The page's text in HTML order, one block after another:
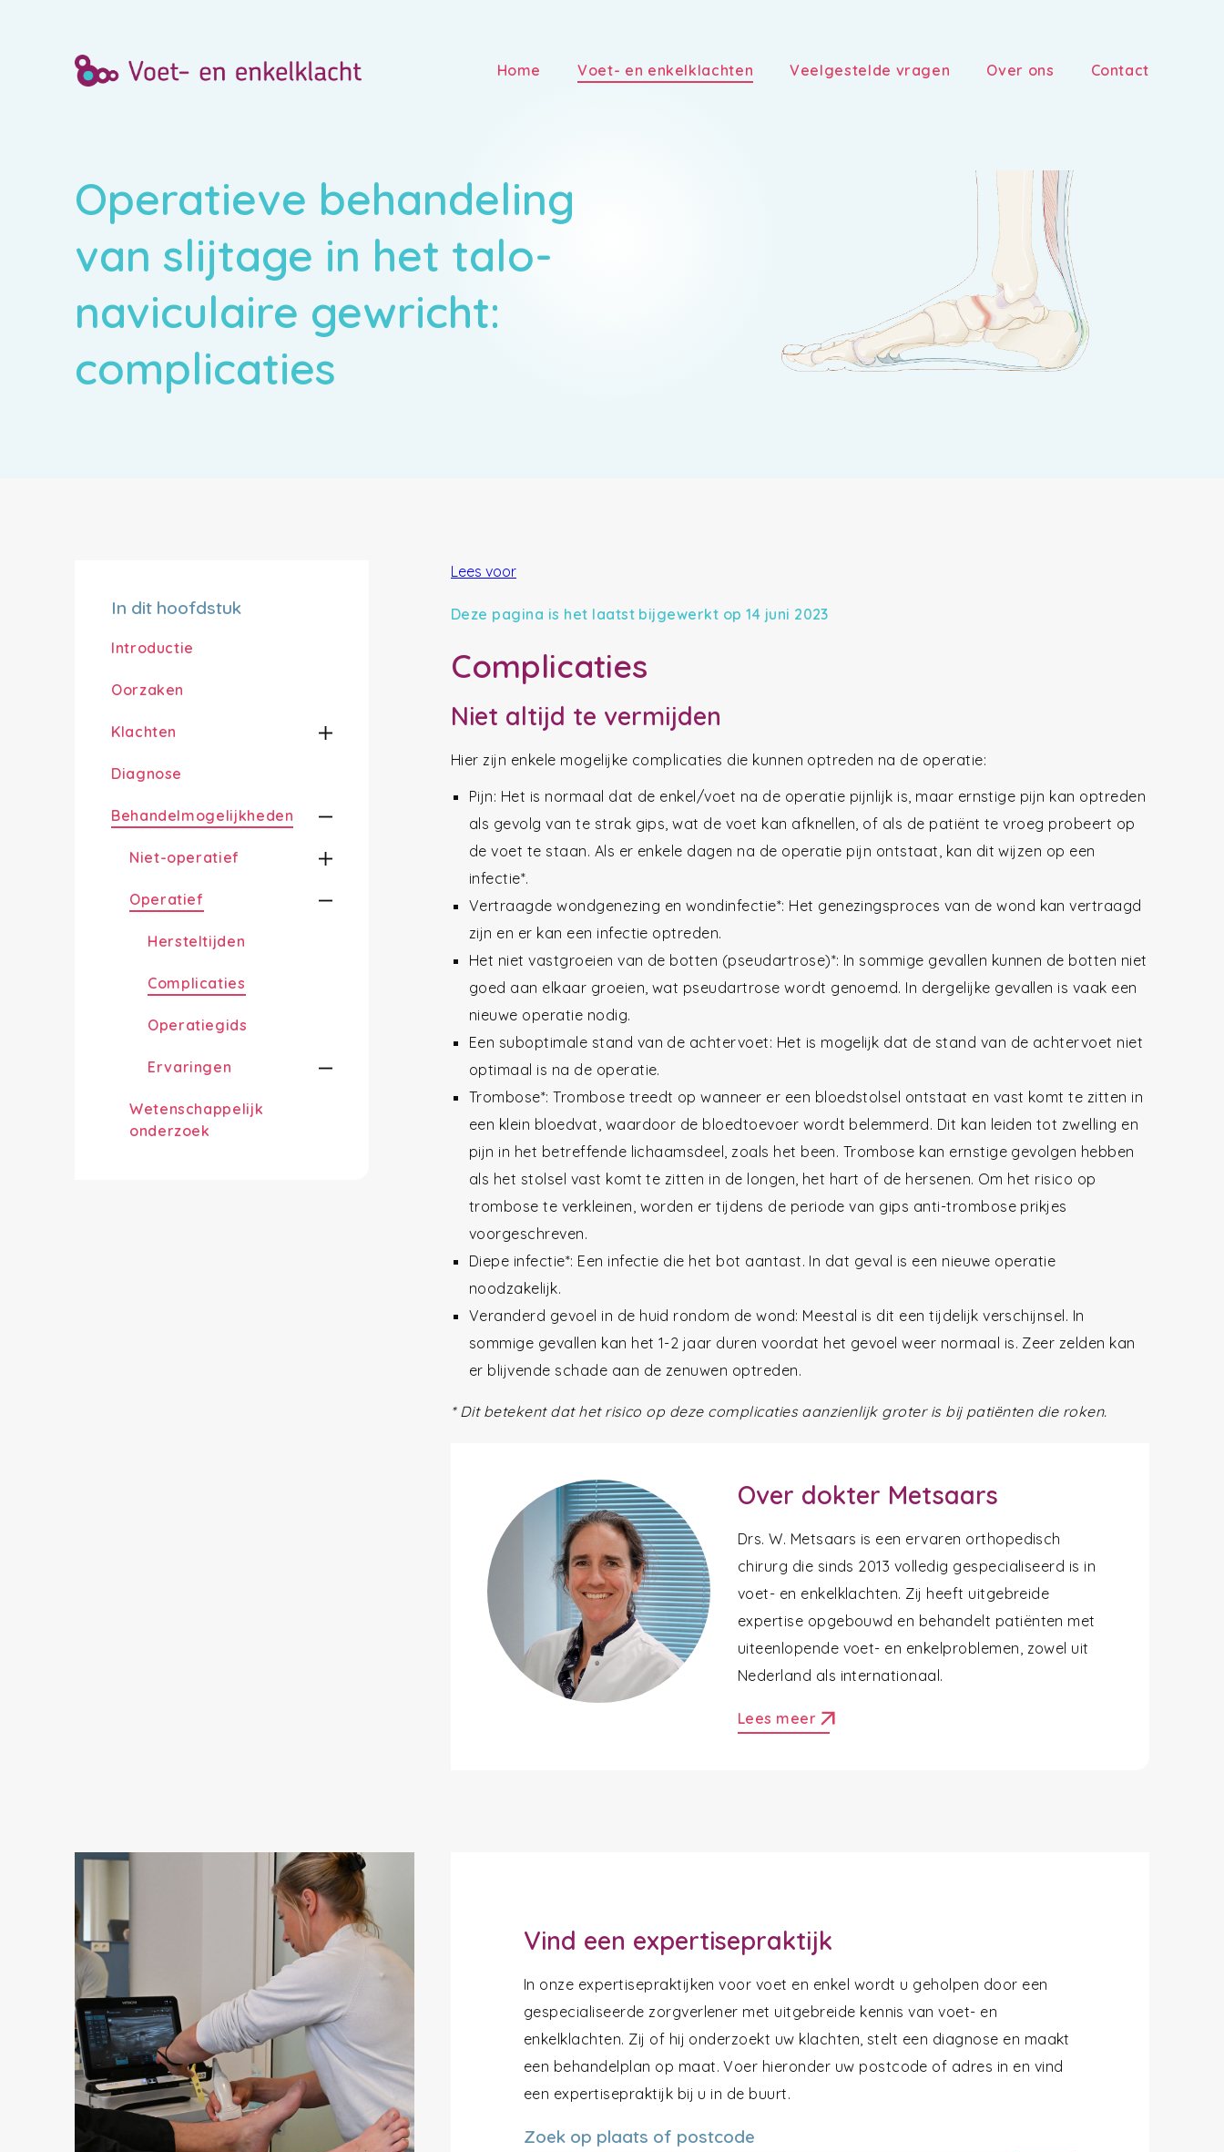
Home Voet- en enkelklachten Veelgestelde vragen Over ons Contact
Operatieve behandeling
van slijtage in het talo-
naviculaire gewricht:
complicaties
In dit hoofdstuk
Introductie
Oorzaken
Klachten
Diagnose
Behandelmogelijkheden
Niet-operatief
Operatief
Hersteltijden
Complicaties
Operatiegids
Ervaringen
Wetenschappelijk
onderzoek
Lees voor
Deze pagina is het laatst bijgewerkt op 14 juni 2023
Complicaties
Niet altijd te vermijden
Hier zijn enkele mogelijke complicaties die kunnen optreden na de operatie:
Pijn: Het is normaal dat de enkel/voet na de operatie pijnlijk is, maar ernstige pijn kan optreden
als gevolg van te strak gips, wat de voet kan afknellen, of als de patiënt te vroeg probeert op
de voet te staan. Als er enkele dagen na de operatie pijn ontstaat, kan dit wijzen op een
infectie*.
Vertraagde wondgenezing en wondinfectie*: Het genezingsproces van de wond kan vertraagd
zijn en er kan een infectie optreden.
Het niet vastgroeien van de botten (pseudartrose)*: In sommige gevallen kunnen de botten niet
goed aan elkaar groeien, wat pseudartrose wordt genoemd. In dergelijke gevallen is vaak een
nieuwe operatie nodig.
Een suboptimale stand van de achtervoet: Het is mogelijk dat de stand van de achtervoet niet
optimaal is na de operatie.
Trombose*: Trombose treedt op wanneer er een bloedstolsel ontstaat en vast komt te zitten in
een klein bloedvat, waardoor de bloedtoevoer wordt belemmerd. Dit kan leiden tot zwelling en
pijn in het betreffende lichaamsdeel, zoals het been. Trombose kan ernstige gevolgen hebben
als het stolsel vast komt te zitten in de longen, het hart of de hersenen. Om het risico op
trombose te verkleinen, worden er tijdens de periode van gips anti-trombose prikjes
voorgeschreven.
Diepe infectie*: Een infectie die het bot aantast. In dat geval is een nieuwe operatie
noodzakelijk.
Veranderd gevoel in de huid rondom de wond: Meestal is dit een tijdelijk verschijnsel. In
sommige gevallen kan het 1-2 jaar duren voordat het gevoel weer normaal is. Zeer zelden kan
er blijvende schade aan de zenuwen optreden.
* Dit betekent dat het risico op deze complicaties aanzienlijk groter is bij patiënten die roken.
Over dokter Metsaars
Drs. W. Metsaars is een ervaren orthopedisch
chirurg die sinds 2013 volledig gespecialiseerd is in
voet- en enkelklachten. Zij heeft uitgebreide
expertise opgebouwd en behandelt patiënten met
uiteenlopende voet- en enkelproblemen, zowel uit
Nederland als internationaal.
Lees meer arrow_outward
Vind een expertisepraktijk
In onze expertisepraktijken voor voet en enkel wordt u geholpen door een
gespecialiseerde zorgverlener met uitgebreide kennis van voet- en
enkelklachten. Zij of hij onderzoekt uw klachten, stelt een diagnose en maakt
een behandelplan op maat. Voer hieronder uw postcode of adres in en vind
een expertisepraktijk bij u in de buurt.
Zoek op plaats of postcode